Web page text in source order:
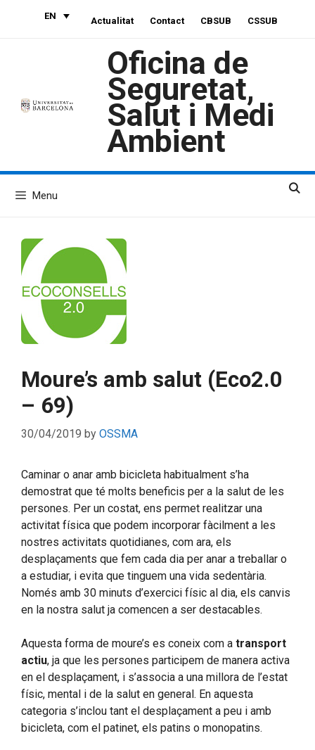
EN Actualitat Contact CBSUB CSSUB
Oficina de
Seguretat,
Salut i Medi
Ambient
Menu
Moure’s amb salut (Eco2.0
– 69)
30/04/2019 by OSSMA
Caminar o anar amb bicicleta habitualment s’ha
demostrat que té molts beneficis per a la salut de les
persones. Per un costat, ens permet realitzar una
activitat física que podem incorporar fàcilment a les
nostres activitats quotidianes, com ara, els
desplaçaments que fem cada dia per anar a treballar o
a estudiar, i evita que tinguem una vida sedentària.
Només amb 30 minuts d’exercici físic al dia, els canvis
en la nostra salut ja comencen a ser destacables.
Aquesta forma de moure’s es coneix com a transport
actiu, ja que les persones participem de manera activa
en el desplaçament, i s’associa a una millora de l’estat
físic, mental i de la salut en general. En aquesta
categoria s’inclou tant el desplaçament a peu i amb
bicicleta, com el patinet, els patins o monopatins.